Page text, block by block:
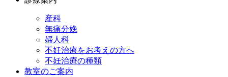
産科
無痛分娩
婦人科
不妊治療をお考えの方へ
不妊治療の種類
教室のご案内